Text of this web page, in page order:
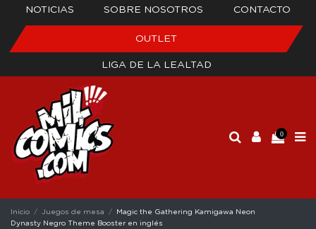
NOTICIAS SOBRE NOSOTROS CONTACTO
OUTLET
LIGA DE LA LEALTAD
0
Inicio Juegos de mesa
Magic the Gathering Kamigawa Neon
Dynasty Negro Theme Booster en inglés